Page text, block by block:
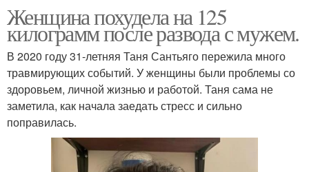
Женщина похудела на 125
килограмм после развода с мужем.
В 2020 году 31-летняя Таня Сантьяго пережила много
травмирующих событий. У женщины были проблемы со
здоровьем, личной жизнью и работой. Таня сама не
заметила, как начала заедать стресс и сильно
поправилась.